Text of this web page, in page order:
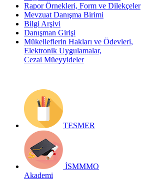
Rapor Örnekleri, Form ve Dilekçeler
Mevzuat Danışma Birimi
Bilgi Arşivi
Danışman Girişi
Mükelleflerin Hakları ve Ödevleri,
Elektronik Uygulamalar,
Cezai Müeyyideler
TESMER
İSMMMO
Akademi